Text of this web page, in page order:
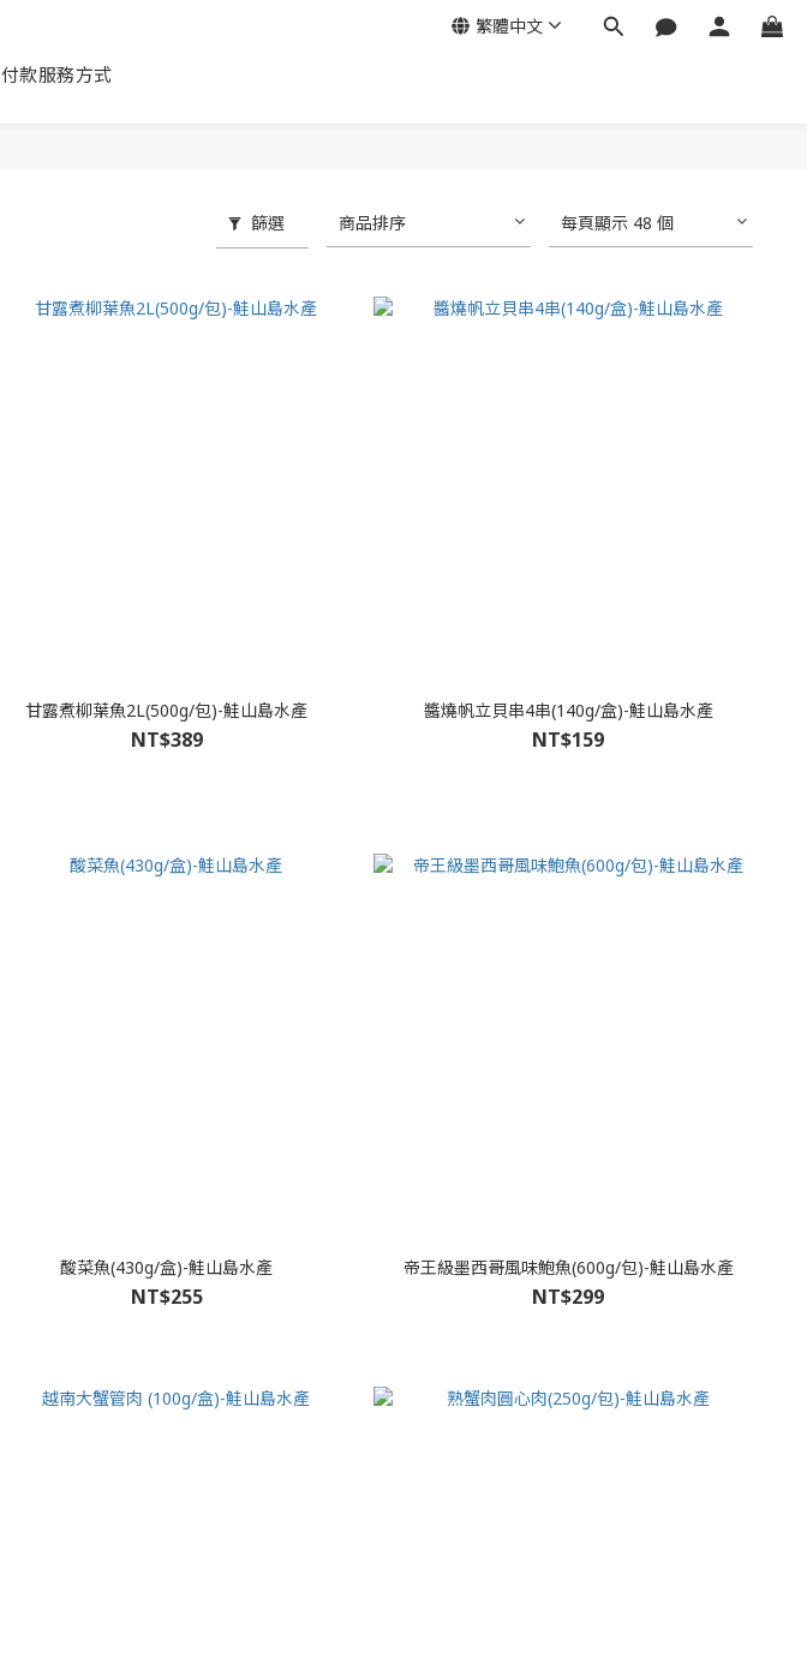
付款服務方式
繁體中文
篩選 商品排序 每頁顯示 48 個
甘露煮柳葉魚2L(500g/包)-鮭山島水產
NT$389
醬燒帆立貝串4串(140g/盒)-鮭山島水產
NT$159
酸菜魚(430g/盒)-鮭山島水產
NT$255
帝王級墨西哥風味鮑魚(600g/包)-鮭山島水產
NT$299